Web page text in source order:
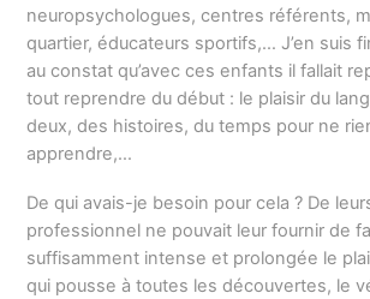
neuropsychologues, centres référents,
quartier, éducateurs sportifs,… J’en suis
au constat qu’avec ces enfants il fallait
tout reprendre du début : le plaisir du
deux, des histoires, du temps pour ne
apprendre,…
De qui avais-je besoin pour cela ? De
professionnel ne pouvait leur fournir de
suffisamment intense et prolongée le
qui pousse à toutes les découvertes, le